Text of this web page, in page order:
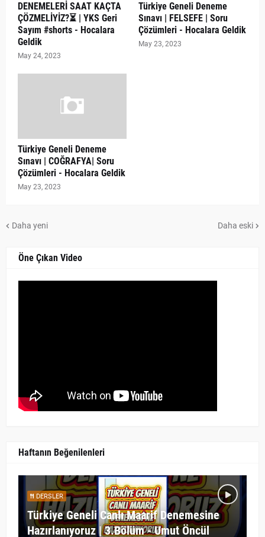
DENEMELERİ SAAT KAÇTA
ÇÖZMELİYİZ?⏳ | YKS Geri
Sayım #shorts - Hocalara
Geldik
May 24, 2023
Türkiye Geneli Deneme
Sınavı | FELSEFE | Soru
Çözümleri - Hocalara Geldik
May 23, 2023
Türkiye Geneli Deneme
Sınavı | COĞRAFYA| Soru
Çözümleri - Hocalara Geldik
May 23, 2023
Daha yeni Daha eski
Öne Çıkan Video
Haftanın Beğenilenleri
DERSLER
Türkiye Geneli Canlı Maarif Denemesine
Hazırlanıyoruz | 3.Bölüm - Umut Öncül